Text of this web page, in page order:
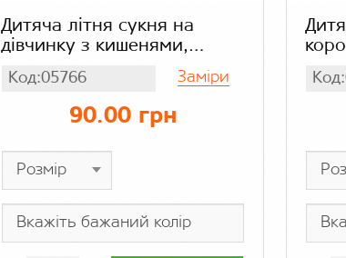
Дитяча літня сукня на
дівчинку з кишенями,
Код:05766 Заміри
90.00 грн